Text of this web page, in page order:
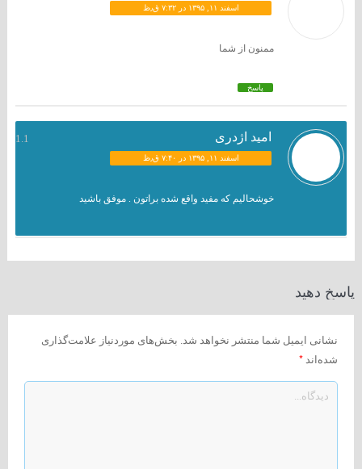
اسفند ۱۱, ۱۳۹۵ در ۷:۳۲ ق٫ظ
ممنون از شما
پاسخ
1.1 امید اژدری
اسفند ۱۱, ۱۳۹۵ در ۷:۴۰ ق٫ظ
خوشحالیم که مفید واقع شده براتون . موفق باشید
پاسخ دهید
نشانی ایمیل شما منتشر نخواهد شد. بخش‌های موردنیاز علامت‌گذاری
شده‌اند *